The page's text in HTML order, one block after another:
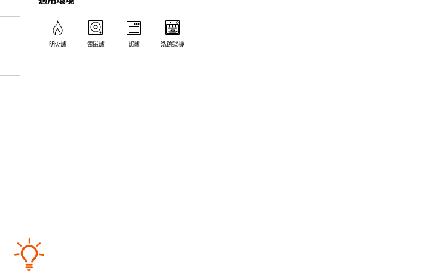
• 適用於多種熱源，例如明火、電磁爐或焗爐（微波爐除外）。
明火爐 電磁爐 焗爐 洗碗碟機